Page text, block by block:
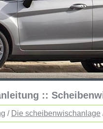
::
/ Die scheibenwischanlage